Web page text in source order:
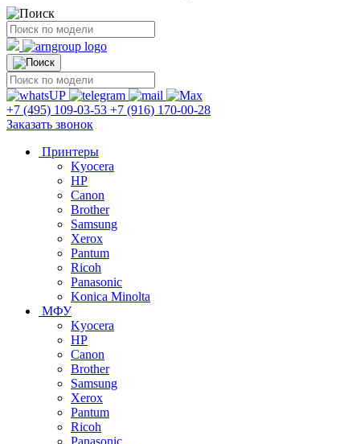
+7 (495) 109-03-53 +7 (916) 170-00-28
Заказать звонок
Принтеры
Kyocera
HP
Canon
Brother
Samsung
Xerox
Pantum
Ricoh
Panasonic
Konica Minolta
МФУ
Kyocera
HP
Canon
Brother
Samsung
Xerox
Pantum
Ricoh
Panasonic